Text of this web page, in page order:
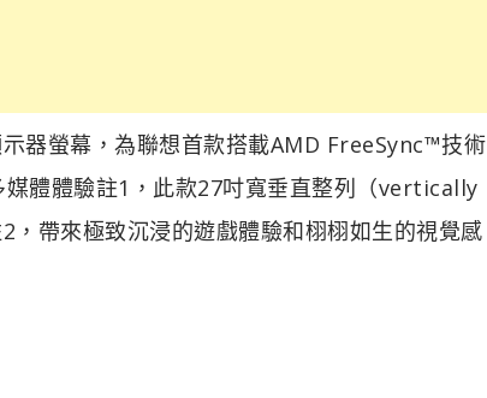
器螢幕，為聯想首款搭載AMD FreeSync™技術
體體驗註1，此款27吋寬垂直整列（vertically
帶來極致沉浸的遊戲體驗和栩栩如生的視覺感